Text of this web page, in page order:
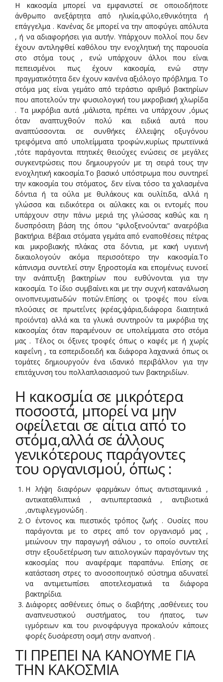
Η κακοσμία μπορεί να εμφανιστεί σε οποιοδήποτε
άνθρωπο ανεξάρτητα από ηλικία,φύλο,εθνικότητα ή
επάγγελμα . Κανένας δε μπορεί να την αποφύγει απόλυτα
, ή να αδιαφορήσει για αυτήν. Υπάρχουν πολλοί που δεν
έχουν αντιληφθεί καθόλου την ενοχλητική της παρουσία
στο στόμα τους , ενώ υπάρχουν άλλοι που είναι
πεπεισμένοι πως έχουν κακοσμία, ενώ στην
πραγματικότητα δεν έχουν κανένα αξιόλογο πρόβλημα. Το
στόμα μας είναι γεμάτο από τεράστιο αριθμό βακτηρίων
που αποτελούν την φυσιολογική του μικροβιακή χλωρίδα
. Τα μικρόβια αυτά ,μάλιστα, πρέπει να υπάρχουν ,όμως
όταν αναπτυχθούν πολύ και ειδικά αυτά που
αναπτύσσονται σε συνθήκες έλλειψης οξυγόνου
τρεφόμενα από υπολείμματα τροφών,κυρίως πρωτεϊνικά
,τότε παράγονται πτητικές θειούχες ενώσεις σε μεγάλες
συγκεντρώσεις που δημιουργούν με τη σειρά τους την
ενοχλητική κακοσμία.Το βασικό υπόστρωμα που συντηρεί
την κακοσμία του στόματος, δεν είναι τόσο τα χαλασμένα
δόντια ή τα ούλα με θυλάκους και ουλίτιδα, αλλά η
γλώσσα και ειδικότερα οι αύλακες και οι εντομές που
υπάρχουν στην πάνω μεριά της γλώσσας καθώς και η
δυσπρόσιτη βάση της όπου “φιλοξενούνται“ αναερόβια
βακτήρια. Βέβαια στόματα γεμάτα από εναποθέσεις πέτρας
και μικροβιακής πλάκας στα δόντια, με κακή υγιεινή
δικαιολογούν ακόμα περισσότερο την κακοσμία.Το
κάπνισμα συντελεί στην ξηροστομία και επομένως ευνοεί
την ανάπτυξη βακτηρίων που ευθύνονται για την
κακοσμία. Το ίδιο συμβαίνει και με την συχνή κατανάλωση
οινοπνευματωδών ποτών.Επίσης οι τροφές που είναι
πλούσιες σε πρωτεΐνες (κρέας,ψάρια,διάφορα διαιτητικά
προϊόντα) αλλά και τα γλυκά συντηρούν τα μικρόβια της
κακοσμίας όταν παραμένουν σε υπολείμματα στο στόμα
μας . Τέλος οι όξινες τροφές όπως ο καφές με ή χωρίς
καφεΐνη , τα εσπεριδοειδή και διάφορα λαχανικά όπως οι
τομάτες δημιουργούν ένα ιδανικό περιβάλλον για την
επιτάχυνση του πολλαπλασιασμού των βακτηριδίων.
Η κακοσμία σε μικρότερα
ποσοστά, μπορεί να μην
οφείλεται σε αίτια από το
στόμα,αλλά σε άλλους
γενικότερους παράγοντες
του οργανισμού, όπως :
Η λήψη διαφόρων φαρμάκων όπως αντισταμινικά ,
αντικαταθλιπτικά , αντιυπερτασικά , αντιβιοτικά
,αντιφλεγμονώδη .
Ο έντονος και πιεστικός τρόπος ζωής . Ουσίες που
παράγονται με το στρες από τον οργανισμό μας ,
μειώνουν την παραγωγή σάλιου , το οποίο συντελεί
στην εξουδετέρωση των αιτιολογικών παραγόντων της
κακοσμίας που αναφέραμε παραπάνω. Επίσης σε
κατάσταση στρες το ανοσοποιητικό σύστημα αδυνατεί
να αντιμετωπίσει αποτελεσματικά τα διάφορα
βακτηρίδια.
Διάφορες ασθένειες όπως ο διαβήτης ,ασθένειες του
αναπνευστικού συστήματος, του ήπατος, των
ιγμόρειων και του ρινοφάρυγγα προκαλούν κάποιες
φορές δυσάρεστη οσμή στην αναπνοή .
ΤΙ ΠΡΕΠΕΙ ΝΑ ΚΑΝΟΥΜΕ ΓΙΑ
ΤΗΝ ΚΑΚΟΣΜΙΑ